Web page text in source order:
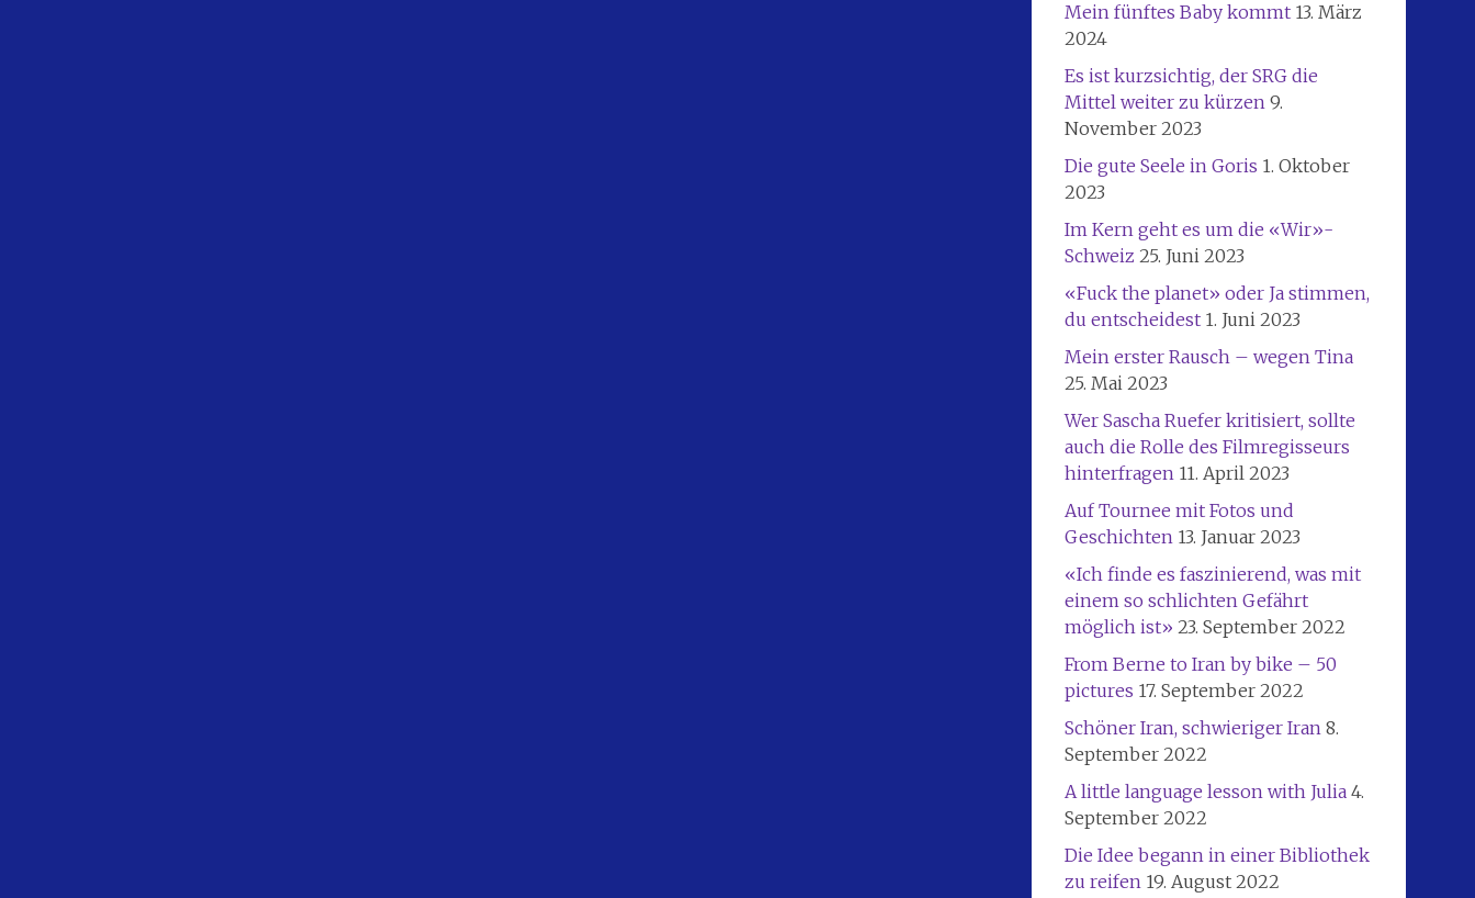
Mein fünftes Baby kommt 13. März
2024
Es ist kurzsichtig, der SRG die
Mittel weiter zu kürzen 9.
November 2023
Die gute Seele in Goris 1. Oktober
2023
Im Kern geht es um die «Wir»-
Schweiz 25. Juni 2023
«Fuck the planet» oder Ja stimmen,
du entscheidest 1. Juni 2023
Mein erster Rausch – wegen Tina
25. Mai 2023
Wer Sascha Ruefer kritisiert, sollte
auch die Rolle des Filmregisseurs
hinterfragen 11. April 2023
Auf Tournee mit Fotos und
Geschichten 13. Januar 2023
«Ich finde es faszinierend, was mit
einem so schlichten Gefährt
möglich ist» 23. September 2022
From Berne to Iran by bike – 50
pictures 17. September 2022
Schöner Iran, schwieriger Iran 8.
September 2022
A little language lesson with Julia 4.
September 2022
Die Idee begann in einer Bibliothek
zu reifen 19. August 2022